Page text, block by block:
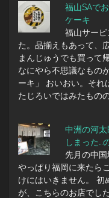
福山SAで
ケーキ
福山サー
た。品揃えもあって、
まんじゅうでも買って
なにやら不思議なもの
ーキ」 おいおい。それ
たじろいではみたもの
中洲の河
しまった…
先月の中国
やっぱり福岡に来たら
けにはいきません。 初
が、こちらのお店でし